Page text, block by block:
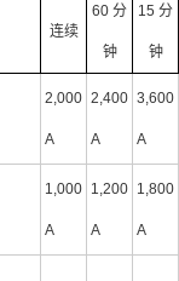
连续
60 分
钟
15 分
钟
2,000
A
2,400
A
3,600
A
1,000
A
1,200
A
1,800
A